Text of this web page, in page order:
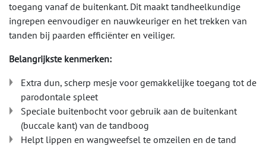
toegang vanaf de buitenkant. Dit maakt tandheelkundige
ingrepen eenvoudiger en nauwkeuriger en het trekken van
tanden bij paarden efficiënter en veiliger.
Belangrijkste kenmerken:
Extra dun, scherp mesje voor gemakkelijke toegang tot de
parodontale spleet
Speciale buitenbocht voor gebruik aan de buitenkant
(buccale kant) van de tandboog
Helpt lippen en wangweefsel te omzeilen en de tand